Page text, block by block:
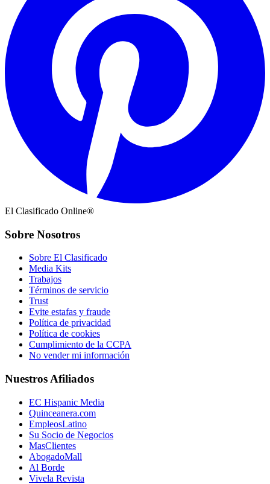
El Clasificado Online®
Sobre Nosotros
Sobre El Clasificado
Media Kits
Trabajos
Términos de servicio
Trust
Evite estafas y fraude
Política de privacidad
Política de cookies
Cumplimiento de la CCPA
No vender mi información
Nuestros Afiliados
EC Hispanic Media
Quinceanera.com
EmpleosLatino
Su Socio de Negocios
MasClientes
AbogadoMall
Al Borde
Vivela Revista